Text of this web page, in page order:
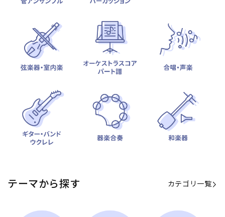
テーマから探す カテゴリ一覧